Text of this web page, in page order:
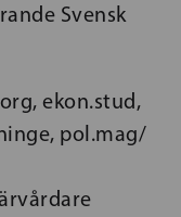
Svensk
ekon.stud,
pol.mag/